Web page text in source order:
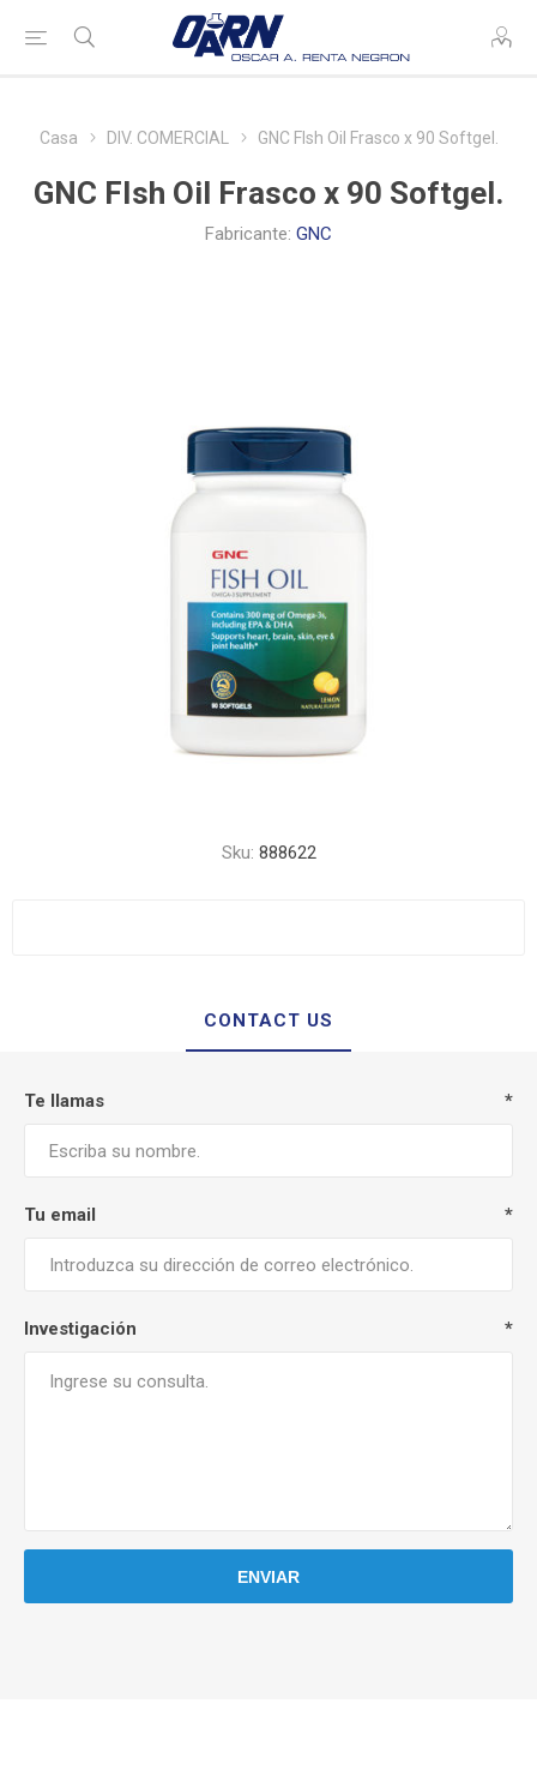
Casa DIV. COMERCIAL GNC FIsh Oil Frasco x 90 Softgel.
GNC FIsh Oil Frasco x 90 Softgel.
Fabricante: GNC
Sku: 888622
CONTACT US
Te llamas *
Tu email *
Investigación *